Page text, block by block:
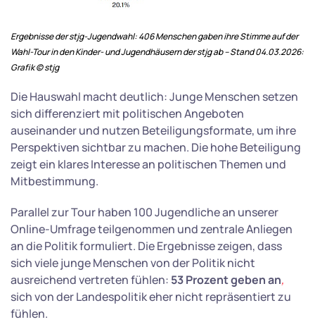
Ergebnisse der stjg-Jugendwahl: 406 Menschen gaben ihre Stimme auf der
Wahl-Tour in den Kinder- und Jugendhäusern der stjg ab – Stand 04.03.2026:
Grafik © stjg
Die Hauswahl macht deutlich: Junge Menschen setzen
sich differenziert mit politischen Angeboten
auseinander und nutzen Beteiligungsformate, um ihre
Perspektiven sichtbar zu machen. Die hohe Beteiligung
zeigt ein klares Interesse an politischen Themen und
Mitbestimmung.
Parallel zur Tour haben 100 Jugendliche an unserer
Online-Umfrage teilgenommen und zentrale Anliegen
an die Politik formuliert. Die Ergebnisse zeigen, dass
sich viele junge Menschen von der Politik nicht
ausreichend vertreten fühlen: 53 Prozent geben an,
sich von der Landespolitik eher nicht repräsentiert zu
fühlen.